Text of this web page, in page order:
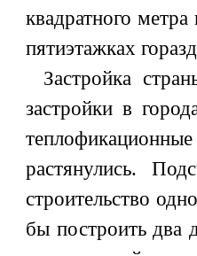
квадратного
пятиэтажках
Застройка
застройки в
растянулись.
строительство
бы построить два